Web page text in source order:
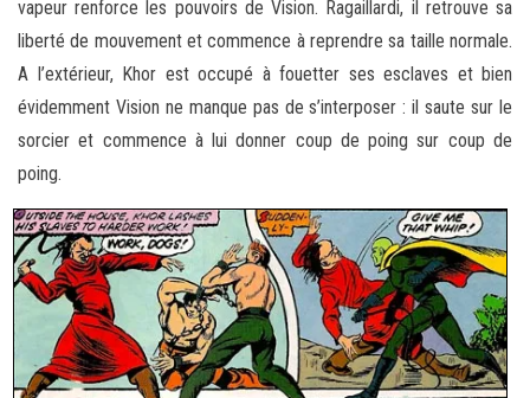
vapeur renforce les pouvoirs de Vision. Ragaillardi, il retrouve sa
liberté de mouvement et commence à reprendre sa taille normale.
A l’extérieur, Khor est occupé à fouetter ses esclaves et bien
évidemment Vision ne manque pas de s’interposer : il saute sur le
sorcier et commence à lui donner coup de poing sur coup de
poing.